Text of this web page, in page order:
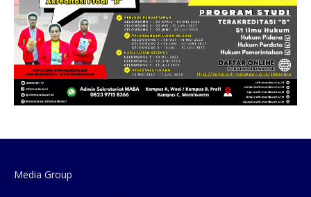
Media Group